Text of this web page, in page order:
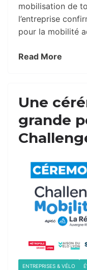
mobilisation de
l’entreprise
pour la mobilité
Read More
Une
grande
ENTREPRISES & VÉLO